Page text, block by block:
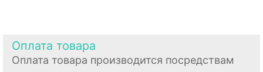
Оплата товара
Оплата товара производится посредствам